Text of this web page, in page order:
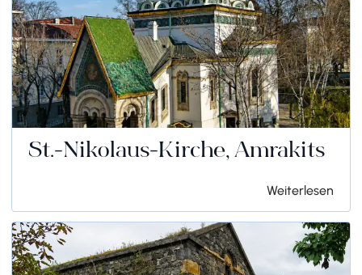
St.-Nikolaus-Kirche, Amrakits
Weiterlesen